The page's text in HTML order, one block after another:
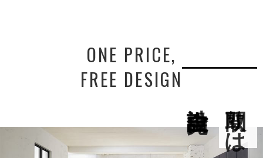
ONE PRICE,
FREE DESIGN
間取りは